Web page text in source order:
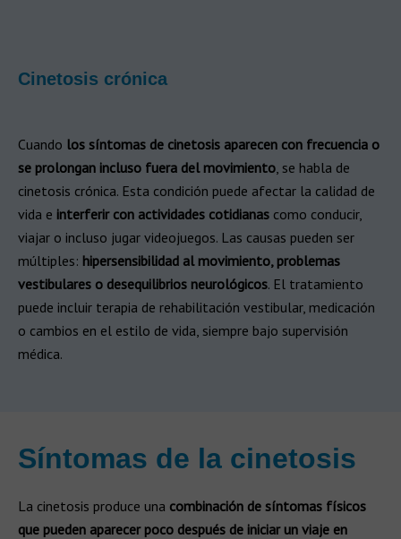
Cinetosis crónica​
Cuando los síntomas de cinetosis aparecen con frecuencia o
se prolongan incluso fuera del movimiento, se habla de
cinetosis crónica. Esta condición puede afectar la calidad de
vida e interferir con actividades cotidianas como conducir,
viajar o incluso jugar videojuegos. Las causas pueden ser
múltiples: hipersensibilidad al movimiento, problemas
vestibulares o desequilibrios neurológicos. El tratamiento
puede incluir terapia de rehabilitación vestibular, medicación
o cambios en el estilo de vida, siempre bajo supervisión
médica.
Síntomas de la cinetosis ​
La cinetosis produce una combinación de síntomas físicos
que pueden aparecer poco después de iniciar un viaje en